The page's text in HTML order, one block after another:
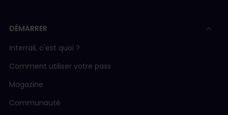
DÉMARRER
Interrail, c'est quoi ?
Comment utiliser votre pass
Magazine
Communauté